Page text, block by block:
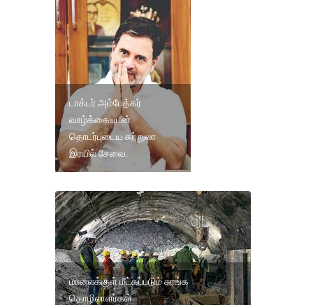
டாக்டர் அம்பேத்கர்
வாழ்க்கையுடன்
தொடர்புடைய சுற்றுலா
இரயில் சேவை.
மாலைக்குள் மீட்கப்படும் சுரங்க
தொழிலாளர்கள்